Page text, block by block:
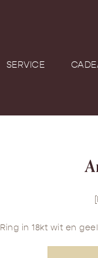
SERVICE
Ring in 18kt wit en